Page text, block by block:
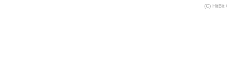
(C) HitBit